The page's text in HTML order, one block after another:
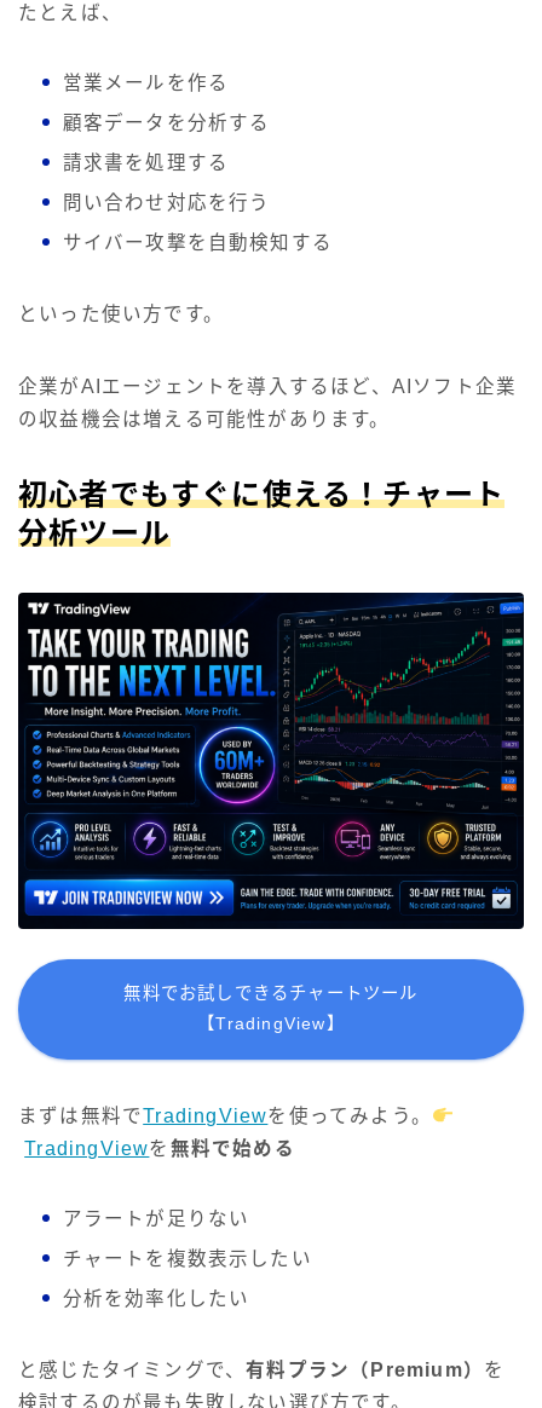
たとえば、
営業メールを作る
顧客データを分析する
請求書を処理する
問い合わせ対応を行う
サイバー攻撃を自動検知する
といった使い方です。
企業がAIエージェントを導入するほど、AIソフト企業
の収益機会は増える可能性があります。
初心者でもすぐに使える！チャート
分析ツール
無料でお試しできるチャートツール
【TradingView】
まずは無料でTradingViewを使ってみよう。
TradingViewを 無料で始める
アラートが足りない
チャートを複数表示したい
分析を効率化したい
と感じたタイミングで、有料プラン（Premium） を
検討するのが最も失敗しない選び方です。